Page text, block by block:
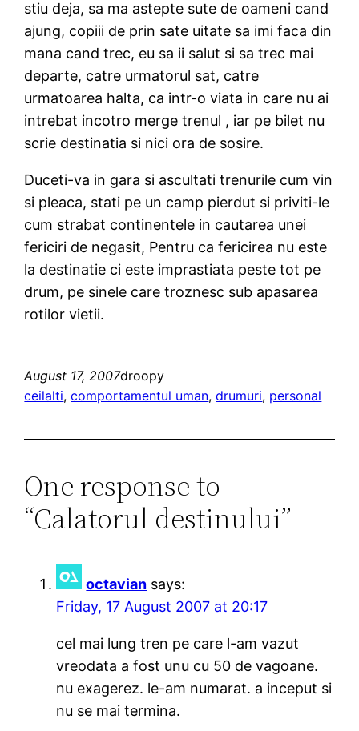
stiu deja, sa ma astepte sute de oameni cand
ajung, copiii de prin sate uitate sa imi faca din
mana cand trec, eu sa ii salut si sa trec mai
departe, catre urmatorul sat, catre
urmatoarea halta, ca intr-o viata in care nu ai
intrebat incotro merge trenul , iar pe bilet nu
scrie destinatia si nici ora de sosire.
Duceti-va in gara si ascultati trenurile cum vin
si pleaca, stati pe un camp pierdut si priviti-le
cum strabat continentele in cautarea unei
fericiri de negasit, Pentru ca fericirea nu este
la destinatie ci este imprastiata peste tot pe
drum, pe sinele care troznesc sub apasarea
rotilor vietii.
August 17, 2007droopy
ceilalti, comportamentul uman, drumuri, personal
One response to
“Calatorul destinului”
octavian says:
Friday, 17 August 2007 at 20:17
cel mai lung tren pe care l-am vazut
vreodata a fost unu cu 50 de vagoane.
nu exagerez. le-am numarat. a inceput si
nu se mai termina.